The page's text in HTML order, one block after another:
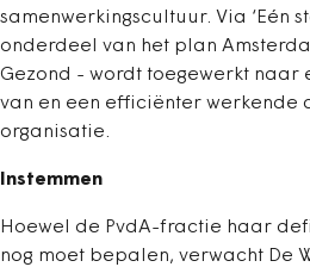
samenwerkingscultuur. Via ‘Eén
onderdeel van het plan
Gezond - wordt toegewerkt naar
van en een efficiënter werkende
organisatie.
Instemmen
Hoewel de PvdA-fractie haar
nog moet bepalen, verwacht De